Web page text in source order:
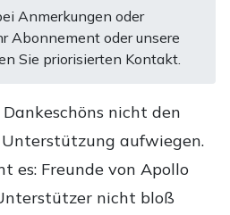
Anmerkungen oder
Abonnement oder unsere
Sie priorisierten Kontakt.
nicht den
aufwiegen.
es: Freunde von Apollo
nicht bloß